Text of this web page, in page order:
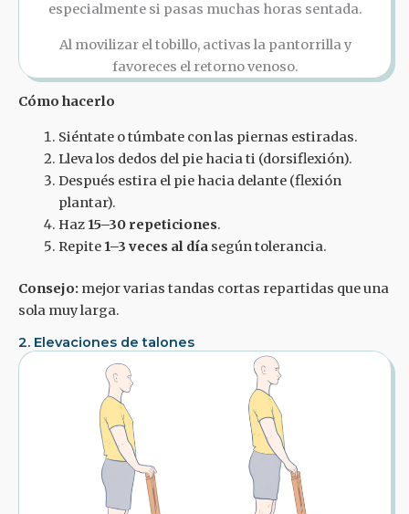
especialmente si pasas muchas horas sentada.
Al movilizar el tobillo, activas la pantorrilla y
favoreces el retorno venoso.
Cómo hacerlo
Siéntate o túmbate con las piernas estiradas.
Lleva los dedos del pie hacia ti (dorsiflexión).
Después estira el pie hacia delante (flexión
plantar).
Haz 15–30 repeticiones.
Repite 1–3 veces al díasegún tolerancia.
Consejo: mejor varias tandas cortas repartidas que una
sola muy larga.
2. Elevaciones de talones